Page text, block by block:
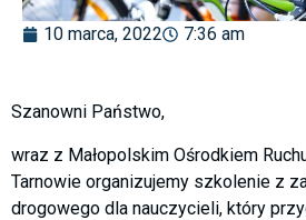
10 marca, 2022 7:36 am
Szanowni Państwo,
wraz z Małopolskim Ośrodkiem
Tarnowie organizujemy szkolenie z
drogowego dla nauczycieli, który